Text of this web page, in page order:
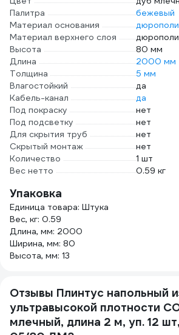
Палитра
бежевый
Материал основания
Материал верхнего слоя
Высота
80 мм
Длина
2000 мм
Толщина
5 мм
Влагостойкий
да
Кабель-канал
да
Под покраску
нет
Под подсветку
нет
Для скрытия труб
нет
Скрытый монтаж
нет
Количество
1 шт
Вес нетто
0.59 кг
Упаковка
Единица товара: Штука
Вес, кг: 0.59
Длина, мм: 2000
Ширина, мм: 80
Высота, мм: 13
Отзывы Плинтус напольный
ультравысокой плотности
млечный, длина 2 м, уп. 12